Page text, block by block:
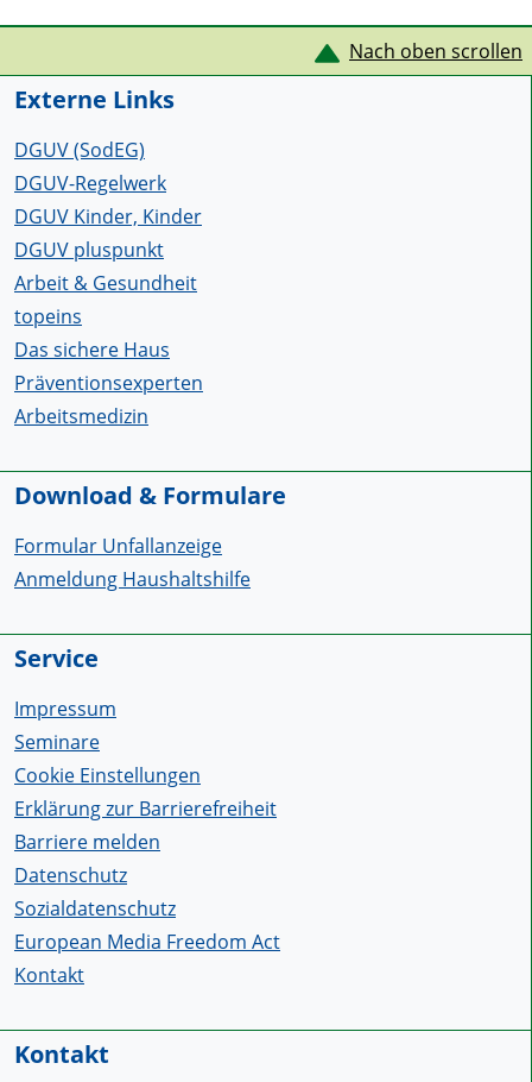
Service Informationen Nach oben scrollen
Externe Links
DGUV (SodEG)
DGUV-Regelwerk
DGUV Kinder, Kinder
DGUV pluspunkt
Arbeit & Gesundheit
topeins
Das sichere Haus
Präventionsexperten
Arbeitsmedizin
Download & Formulare
Formular Unfallanzeige
Anmeldung Haushaltshilfe
Service
Impressum
Seminare
Cookie Einstellungen
Erklärung zur Barrierefreiheit
Barriere melden
Datenschutz
Sozialdatenschutz
European Media Freedom Act
Kontakt
Kontakt